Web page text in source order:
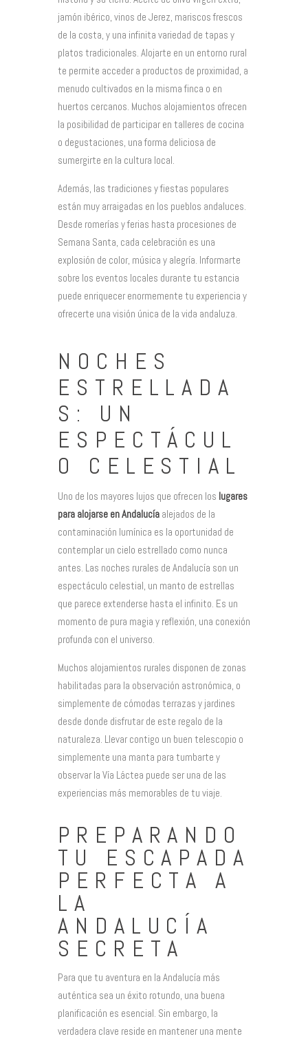
jamón ibérico, vinos de Jerez, mariscos frescos
de la costa, y una infinita variedad de tapas y
platos tradicionales. Alojarte en un entorno rural
te permite acceder a productos de proximidad, a
menudo cultivados en la misma finca o en
huertos cercanos. Muchos alojamientos ofrecen
la posibilidad de participar en talleres de cocina
o degustaciones, una forma deliciosa de
sumergirte en la cultura local.
Además, las tradiciones y fiestas populares
están muy arraigadas en los pueblos andaluces.
Desde romerías y ferias hasta procesiones de
Semana Santa, cada celebración es una
explosión de color, música y alegría. Informarte
sobre los eventos locales durante tu estancia
puede enriquecer enormemente tu experiencia y
ofrecerte una visión única de la vida andaluza.
NOCHES
ESTRELLADA
S: UN
ESPECTÁCUL
O CELESTIAL
Uno de los mayores lujos que ofrecen los lugares
para alojarse en Andalucía alejados de la
contaminación lumínica es la oportunidad de
contemplar un cielo estrellado como nunca
antes. Las noches rurales de Andalucía son un
espectáculo celestial, un manto de estrellas
que parece extenderse hasta el infinito. Es un
momento de pura magia y reflexión, una conexión
profunda con el universo.
Muchos alojamientos rurales disponen de zonas
habilitadas para la observación astronómica, o
simplemente de cómodas terrazas y jardines
desde donde disfrutar de este regalo de la
naturaleza. Llevar contigo un buen telescopio o
simplemente una manta para tumbarte y
observar la Vía Láctea puede ser una de las
experiencias más memorables de tu viaje.
PREPARANDO
TU ESCAPADA
PERFECTA A
LA
ANDALUCÍA
SECRETA
Para que tu aventura en la Andalucía más
auténtica sea un éxito rotundo, una buena
planificación es esencial. Sin embargo, la
verdadera clave reside en mantener una mente